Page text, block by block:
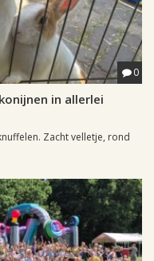
0
in allerlei
Zacht velletje, rond